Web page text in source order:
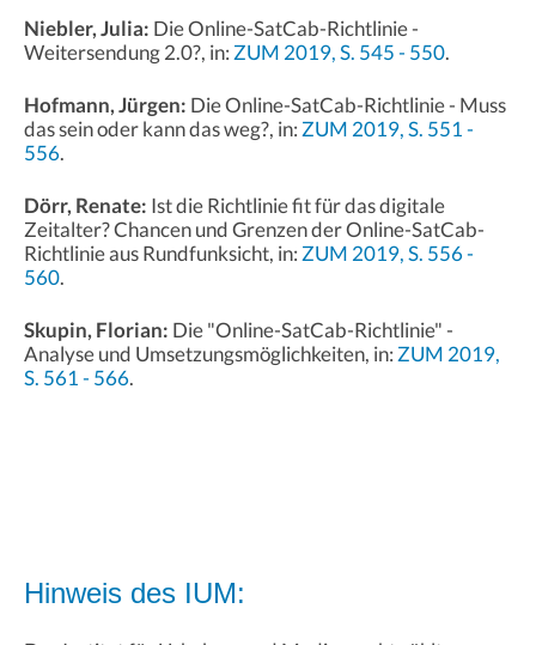
Niebler, Julia: Die Online-SatCab-Richtlinie -
Weitersendung 2.0?, in:ZUM 2019, S. 545 - 550.
Hofmann, Jürgen: Die Online-SatCab-Richtlinie - Muss
das sein oder kann das weg?, in:ZUM 2019, S. 551 -
556.
Dörr, Renate: Ist die Richtlinie fit für das digitale
Zeitalter? Chancen und Grenzen der Online-SatCab-
Richtlinie aus Rundfunksicht, in:ZUM 2019, S. 556 -
560.
Skupin, Florian: Die "Online-SatCab-Richtlinie" -
Analyse und Umsetzungsmöglichkeiten, in:ZUM 2019,
S. 561 - 566.
Hinweis des IUM: